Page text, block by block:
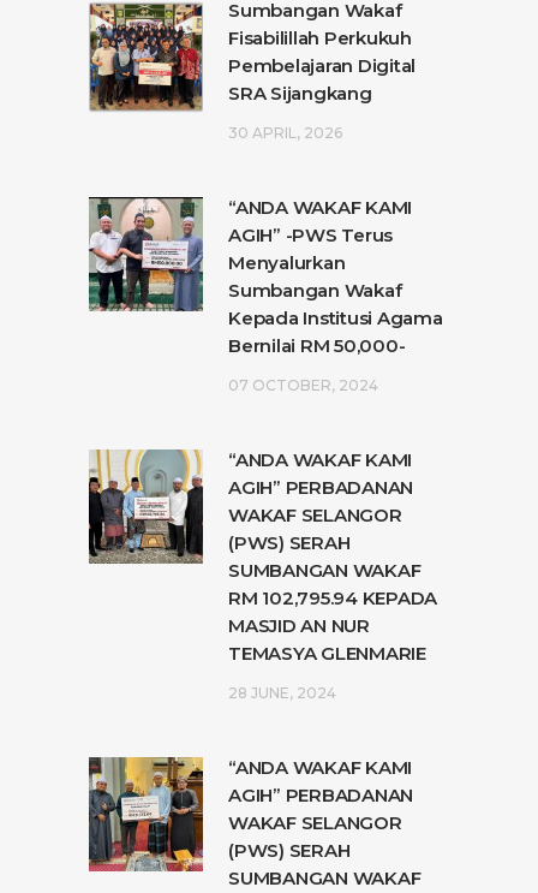
Sumbangan Wakaf
Fisabilillah Perkukuh
Pembelajaran Digital
SRA Sijangkang
30 APRIL, 2026
“ANDA WAKAF KAMI
AGIH” -PWS Terus
Menyalurkan
Sumbangan Wakaf
Kepada Institusi Agama
Bernilai RM 50,000-
07 OCTOBER, 2024
“ANDA WAKAF KAMI
AGIH” PERBADANAN
WAKAF SELANGOR
(PWS) SERAH
SUMBANGAN WAKAF
RM 102,795.94 KEPADA
MASJID AN NUR
TEMASYA GLENMARIE
28 JUNE, 2024
“ANDA WAKAF KAMI
AGIH” PERBADANAN
WAKAF SELANGOR
(PWS) SERAH
SUMBANGAN WAKAF